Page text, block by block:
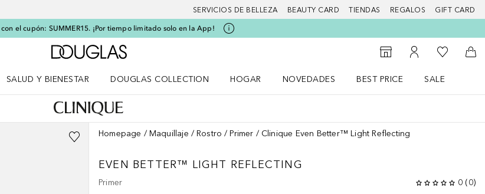
SERVICIOS DE BELLEZA BEAUTY CARD TIENDAS REGALOS GIFT CARD
el cupón: SUMMER15. ¡Por tiempo limitado solo en la App!
A Douglas Home
Al Storefinder
Mi cuenta
Mi lista de
A
SALUD Y BIENESTAR
DOUGLAS COLLECTION
HOGAR
NOVEDADES
BEST PRICE
SALE
Homepage Maquillaje Rostro Primer Clinique Even Better™ Light Reflecting
EVEN BETTER™ LIGHT REFLECTING
Primer 0 (0)